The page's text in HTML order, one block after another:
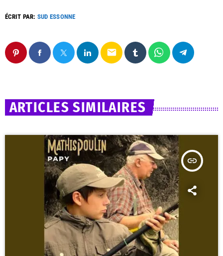
ÉCRIT PAR: SUD ESSONNE
email
ARTICLES SIMILAIRES
insert_link